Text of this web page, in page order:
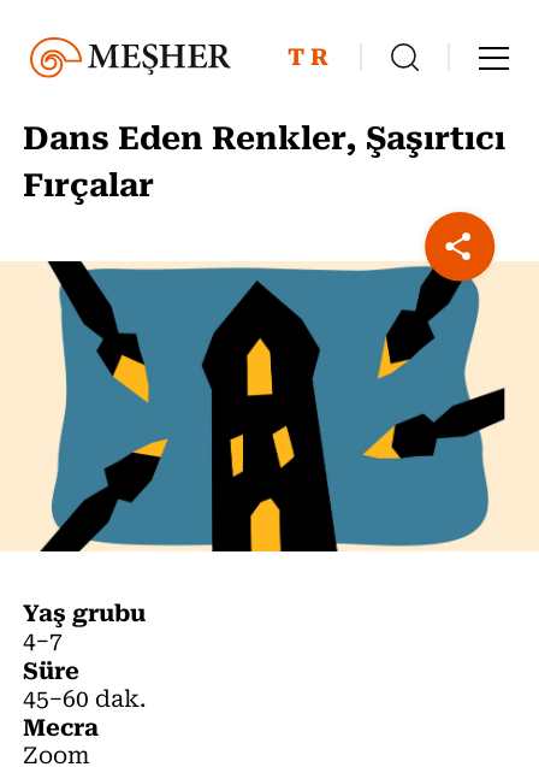
TR
Dans Eden Renkler, Şaşırtıcı
Fırçalar
Yaş grubu
4−7
Süre
45−60 dak.
Mecra
Zoom